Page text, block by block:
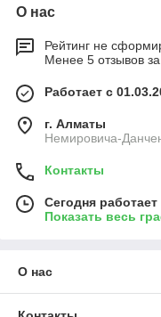
О нас
Рейтинг не
Менее 5 отзывов
Работает с
г. Алматы
Немировича-
Контакты
Сегодня
Показать весь
О нас